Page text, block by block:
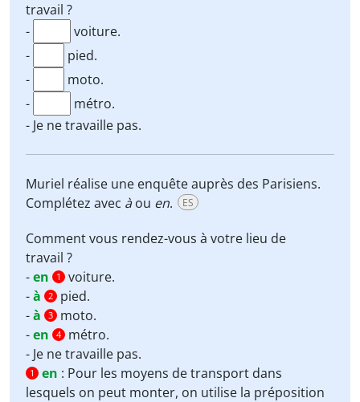
travail ?
-
voiture.
-
pied.
-
moto.
-
métro.
- Je ne travaille pas.
Muriel réalise une enquête auprès des Parisiens.
Complétez avec àou en. ES
Comment vous rendez-vous à votre lieu de
travail ?
-en 1
voiture.
-à 2
pied.
-à 3
moto.
-en 4
métro.
- Je ne travaille pas.
1 en : Pour les moyens de transport dans
lesquels on peut monter, on utilise la préposition